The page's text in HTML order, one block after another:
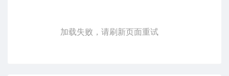
加载失败，请刷新页面重试